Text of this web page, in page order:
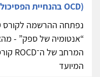
OCD) בהנחיית הפסיכולוג גדעון פיין
“אנטומיה של ספק” -
המיועד